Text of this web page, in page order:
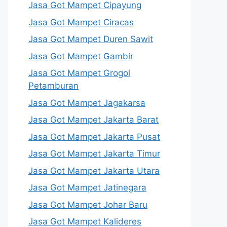
Jasa Got Mampet Cipayung
Jasa Got Mampet Ciracas
Jasa Got Mampet Duren Sawit
Jasa Got Mampet Gambir
Jasa Got Mampet Grogol
Petamburan
Jasa Got Mampet Jagakarsa
Jasa Got Mampet Jakarta Barat
Jasa Got Mampet Jakarta Pusat
Jasa Got Mampet Jakarta Timur
Jasa Got Mampet Jakarta Utara
Jasa Got Mampet Jatinegara
Jasa Got Mampet Johar Baru
Jasa Got Mampet Kalideres